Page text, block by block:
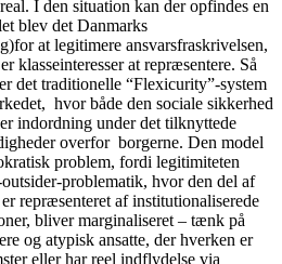
I den situation kan der opfindes en
blev det Danmarks
at legitimere ansvarsfraskrivelsen,
klasseinteresser at repræsentere. Så
det traditionelle “Flexicurity”-system
hvor både den sociale sikkerhed
indordning under det tilknyttede
overfor borgerne. Den model
problem, fordi legitimiteten
problematik, hvor den del af
repræsenteret af institutionaliserede
bliver marginaliseret – tænk på
og atypisk ansatte, der hverken er
eller har reel indflydelse via